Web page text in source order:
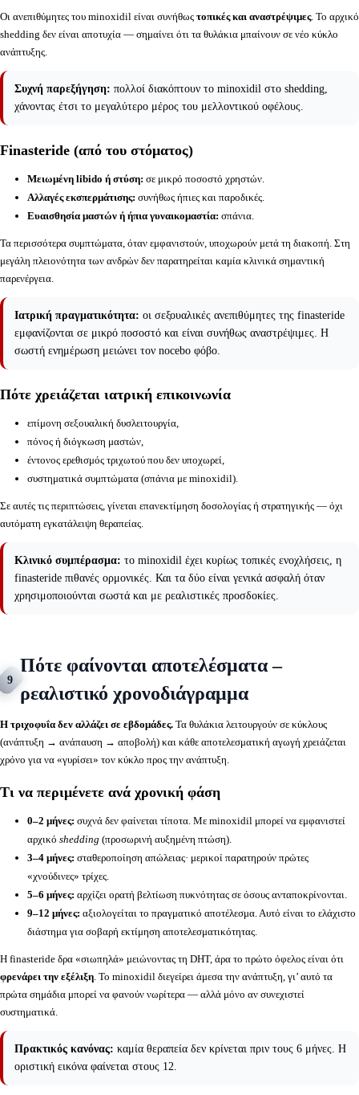
Οι ανεπιθύμητες του minoxidil είναι συνήθως τοπικές και αναστρέψιμες. Το αρχικό
shedding δεν είναι αποτυχία — σημαίνει ότι τα θυλάκια μπαίνουν σε νέο κύκλο
ανάπτυξης.
Συχνή παρεξήγηση: πολλοί διακόπτουν το minoxidil στο shedding,
χάνοντας έτσι το μεγαλύτερο μέρος του μελλοντικού οφέλους.
Finasteride (από του στόματος)
Μειωμένη libido ή στύση: σε μικρό ποσοστό χρηστών.
Αλλαγές εκσπερμάτισης: συνήθως ήπιες και παροδικές.
Ευαισθησία μαστών ή ήπια γυναικομαστία: σπάνια.
Τα περισσότερα συμπτώματα, όταν εμφανιστούν, υποχωρούν μετά τη διακοπή. Στη
μεγάλη πλειονότητα των ανδρών δεν παρατηρείται καμία κλινικά σημαντική
παρενέργεια.
Ιατρική πραγματικότητα: οι σεξουαλικές ανεπιθύμητες της finasteride
εμφανίζονται σε μικρό ποσοστό και είναι συνήθως αναστρέψιμες. Η
σωστή ενημέρωση μειώνει τον nocebo φόβο.
Πότε χρειάζεται ιατρική επικοινωνία
επίμονη σεξουαλική δυσλειτουργία,
πόνος ή διόγκωση μαστών,
έντονος ερεθισμός τριχωτού που δεν υποχωρεί,
συστηματικά συμπτώματα (σπάνια με minoxidil).
Σε αυτές τις περιπτώσεις, γίνεται επανεκτίμηση δοσολογίας ή στρατηγικής — όχι
αυτόματη εγκατάλειψη θεραπείας.
Κλινικό συμπέρασμα: το minoxidil έχει κυρίως τοπικές ενοχλήσεις, η
finasteride πιθανές ορμονικές. Και τα δύο είναι γενικά ασφαλή όταν
χρησιμοποιούνται σωστά και με ρεαλιστικές προσδοκίες.
9
Πότε φαίνονται αποτελέσματα –
ρεαλιστικό χρονοδιάγραμμα
Η τριχοφυΐα δεν αλλάζει σε εβδομάδες. Τα θυλάκια λειτουργούν σε κύκλους
(ανάπτυξη → ανάπαυση → αποβολή) και κάθε αποτελεσματική αγωγή χρειάζεται
χρόνο για να «γυρίσει» τον κύκλο προς την ανάπτυξη.
Τι να περιμένετε ανά χρονική φάση
0–2 μήνες: συχνά δεν φαίνεται τίποτα. Με minoxidil μπορεί να εμφανιστεί
αρχικό shedding (προσωρινή αυξημένη πτώση).
3–4 μήνες: σταθεροποίηση απώλειας· μερικοί παρατηρούν πρώτες
«χνούδινες» τρίχες.
5–6 μήνες: αρχίζει ορατή βελτίωση πυκνότητας σε όσους ανταποκρίνονται.
9–12 μήνες: αξιολογείται το πραγματικό αποτέλεσμα. Αυτό είναι το ελάχιστο
διάστημα για σοβαρή εκτίμηση αποτελεσματικότητας.
Η finasteride δρα «σιωπηλά» μειώνοντας τη DHT, άρα το πρώτο όφελος είναι ότι
φρενάρει την εξέλιξη. Το minoxidil διεγείρει άμεσα την ανάπτυξη, γι’ αυτό τα
πρώτα σημάδια μπορεί να φανούν νωρίτερα — αλλά μόνο αν συνεχιστεί
συστηματικά.
Πρακτικός κανόνας: καμία θεραπεία δεν κρίνεται πριν τους 6 μήνες. Η
οριστική εικόνα φαίνεται στους 12.